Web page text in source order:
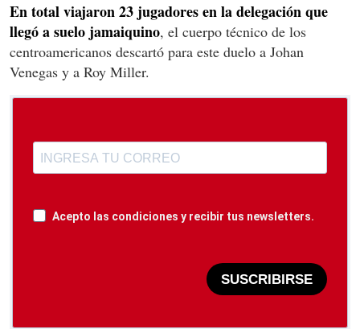
En total viajaron 23 jugadores en la delegación que
llegó a suelo jamaiquino, el cuerpo técnico de los
centroamericanos descartó para este duelo a Johan
Venegas y a Roy Miller.
Acepto las condiciones y recibir tus newsletters.
SUSCRIBIRSE